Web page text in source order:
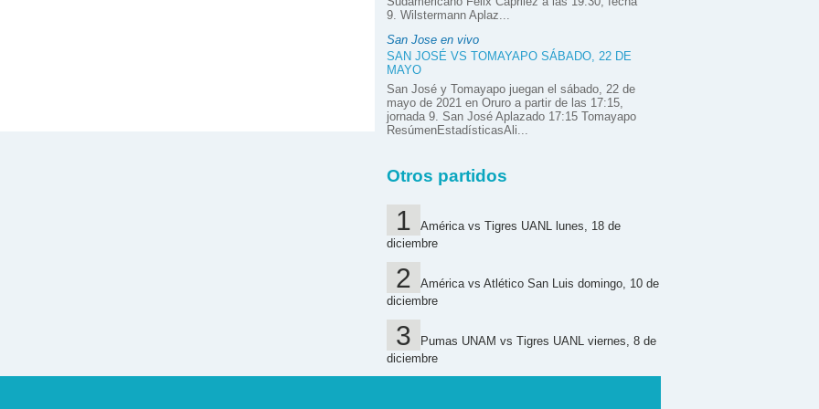
9. Wilstermann Aplaz...
San Jose en vivo
SAN JOSÉ VS TOMAYAPO SÁBADO, 22 DE
MAYO
San José y Tomayapo juegan el sábado, 22 de
mayo de 2021 en Oruro a partir de las 17:15,
jornada 9. San José Aplazado 17:15 Tomayapo
ResúmenEstadísticasAli...
Otros partidos
América vs Tigres UANL lunes, 18 de
diciembre
América vs Atlético San Luis domingo, 10 de
diciembre
Pumas UNAM vs Tigres UANL viernes, 8 de
diciembre